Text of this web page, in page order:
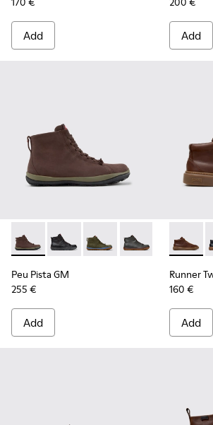
Add Add
Peu Pista GM - K300287-035 - Brown
Peu Pista GM - K300287-034 -
Peu Pista GM - K300287-
Peu Pista GM -
Peu Pista
Peu Pista GM
255 €
Add
Runner
160 €
Add